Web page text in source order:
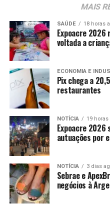
MAIS
SAÚDE 18 horas
Expoacre 2026
voltada a
ECONOMIA E
Pix chega a
restaurantes
NOTÍCIA 19 horas
Expoacre
autuações por
NOTÍCIA 3 dias
Sebrae e
negócios à